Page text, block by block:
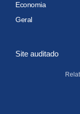
Economia
Geral
Site auditado